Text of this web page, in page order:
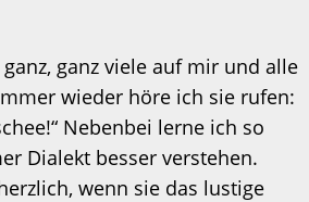
ganz, ganz viele auf mir und alle
wieder höre ich sie rufen:
Nebenbei lerne ich so
Dialekt besser verstehen.
wenn sie das lustige